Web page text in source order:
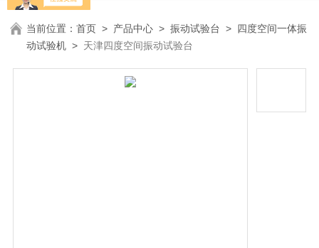
当前位置：首页 > 产品中心 >振动试验台 > 四度空间一体振
动试验机 > 天津四度空间振动试验台